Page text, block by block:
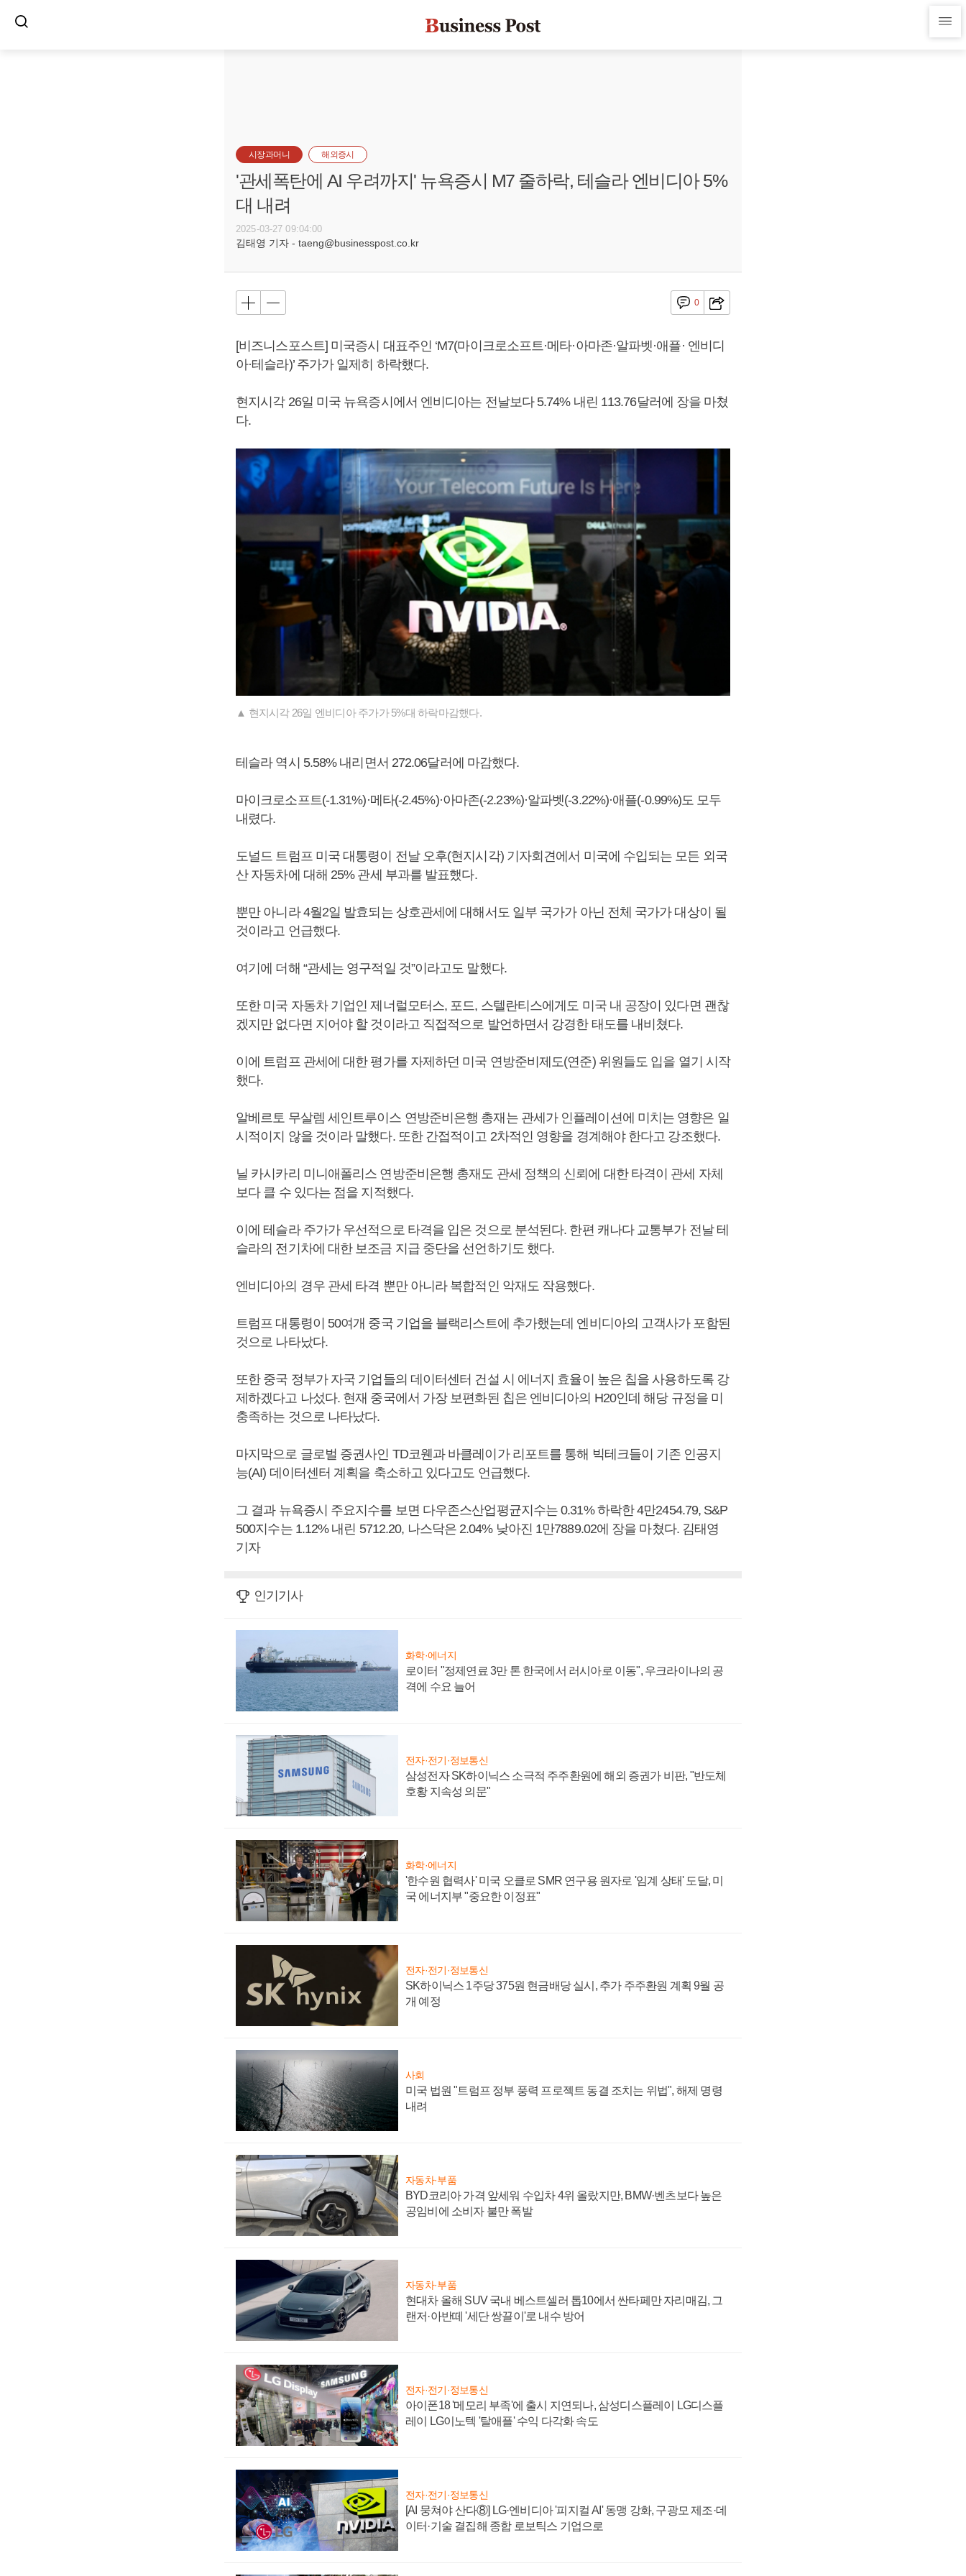
시장과머니 해외증시
'관세폭탄에 AI 우려까지' 뉴욕증시 M7 줄하락, 테슬라 엔비디아 5%
대 내려
2025-03-27 09:04:00
김태영 기자 - taeng@businesspost.co.kr
0
[비즈니스포스트] 미국증시 대표주인 ‘M7(마이크로소프트·메타·아마존·알파벳·애플· 엔비디
아·테슬라)’ 주가가 일제히 하락했다.
현지시각 26일 미국 뉴욕증시에서 엔비디아는 전날보다 5.74% 내린 113.76달러에 장을 마쳤
다.
▲ 현지시각 26일 엔비디아 주가가 5%대 하락마감했다.
테슬라 역시 5.58% 내리면서 272.06달러에 마감했다.
마이크로소프트(-1.31%)·메타(-2.45%)·아마존(-2.23%)·알파벳(-3.22%)·애플(-0.99%)도 모두
내렸다.
도널드 트럼프 미국 대통령이 전날 오후(현지시각) 기자회견에서 미국에 수입되는 모든 외국
산 자동차에 대해 25% 관세 부과를 발표했다.
뿐만 아니라 4월2일 발효되는 상호관세에 대해서도 일부 국가가 아닌 전체 국가가 대상이 될
것이라고 언급했다.
여기에 더해 “관세는 영구적일 것”이라고도 말했다.
또한 미국 자동차 기업인 제너럴모터스, 포드, 스텔란티스에게도 미국 내 공장이 있다면 괜찮
겠지만 없다면 지어야 할 것이라고 직접적으로 발언하면서 강경한 태도를 내비쳤다.
이에 트럼프 관세에 대한 평가를 자제하던 미국 연방준비제도(연준) 위원들도 입을 열기 시작
했다.
알베르토 무살렘 세인트루이스 연방준비은행 총재는 관세가 인플레이션에 미치는 영향은 일
시적이지 않을 것이라 말했다. 또한 간접적이고 2차적인 영향을 경계해야 한다고 강조했다.
닐 카시카리 미니애폴리스 연방준비은행 총재도 관세 정책의 신뢰에 대한 타격이 관세 자체
보다 클 수 있다는 점을 지적했다.
이에 테슬라 주가가 우선적으로 타격을 입은 것으로 분석된다. 한편 캐나다 교통부가 전날 테
슬라의 전기차에 대한 보조금 지급 중단을 선언하기도 했다.
엔비디아의 경우 관세 타격 뿐만 아니라 복합적인 악재도 작용했다.
트럼프 대통령이 50여개 중국 기업을 블랙리스트에 추가했는데 엔비디아의 고객사가 포함된
것으로 나타났다.
또한 중국 정부가 자국 기업들의 데이터센터 건설 시 에너지 효율이 높은 칩을 사용하도록 강
제하겠다고 나섰다. 현재 중국에서 가장 보편화된 칩은 엔비디아의 H20인데 해당 규정을 미
충족하는 것으로 나타났다.
마지막으로 글로벌 증권사인 TD코웬과 바클레이가 리포트를 통해 빅테크들이 기존 인공지
능(AI) 데이터센터 계획을 축소하고 있다고도 언급했다.
그 결과 뉴욕증시 주요지수를 보면 다우존스산업평균지수는 0.31% 하락한 4만2454.79, S&P
500지수는 1.12% 내린 5712.20, 나스닥은 2.04% 낮아진 1만7889.02에 장을 마쳤다. 김태영
기자
인기기사
화학·에너지
로이터 "정제연료 3만 톤 한국에서 러시아로 이동", 우크라이나의 공
격에 수요 늘어
전자·전기·정보통신
삼성전자 SK하이닉스 소극적 주주환원에 해외 증권가 비판, "반도체
호황 지속성 의문"
화학·에너지
'한수원 협력사' 미국 오클로 SMR 연구용 원자로 '임계 상태' 도달, 미
국 에너지부 "중요한 이정표"
전자·전기·정보통신
SK하이닉스 1주당 375원 현금배당 실시, 추가 주주환원 계획 9월 공
개 예정
사회
미국 법원 "트럼프 정부 풍력 프로젝트 동결 조치는 위법", 해제 명령
내려
자동차·부품
BYD코리아 가격 앞세워 수입차 4위 올랐지만, BMW·벤츠보다 높은
공임비에 소비자 불만 폭발
자동차·부품
현대차 올해 SUV 국내 베스트셀러 톱10에서 싼타페만 자리매김, 그
랜저·아반떼 '세단 쌍끌이'로 내수 방어
전자·전기·정보통신
아이폰18 '메모리 부족'에 출시 지연되나, 삼성디스플레이 LG디스플
레이 LG이노텍 '탈애플' 수익 다각화 속도
전자·전기·정보통신
[AI 뭉쳐야 산다⑧] LG·엔비디아 '피지컬 AI' 동맹 강화, 구광모 제조·데
이터·기술 결집해 종합 로보틱스 기업으로